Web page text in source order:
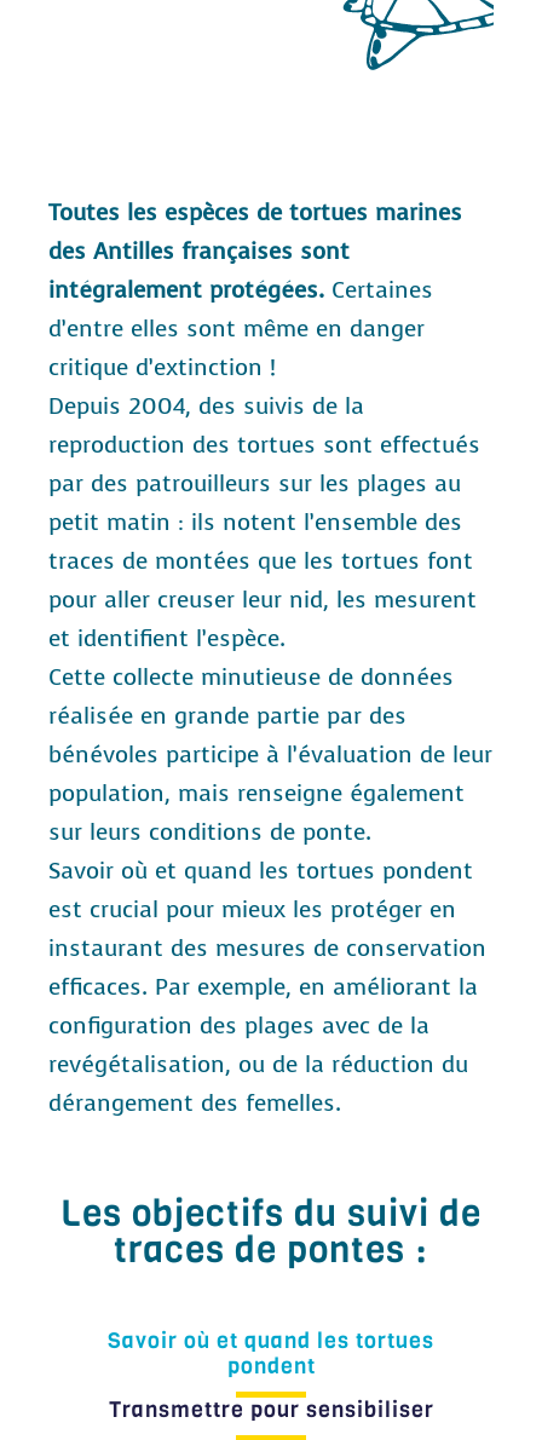
Toutes les espèces de tortues marines
des Antilles françaises sont
intégralement protégées. Certaines
d’entre elles sont même en danger
critique d’extinction !
Depuis 2004, des suivis de la
reproduction des tortues sont effectués
par des patrouilleurs sur les plages au
petit matin : ils notent l’ensemble des
traces de montées que les tortues font
pour aller creuser leur nid, les mesurent
et identifient l’espèce.
Cette collecte minutieuse de données
réalisée en grande partie par des
bénévoles participe à l’évaluation de leur
population, mais renseigne également
sur leurs conditions de ponte.
Savoir où et quand les tortues pondent
est crucial pour mieux les protéger en
instaurant des mesures de conservation
efficaces. Par exemple, en améliorant la
configuration des plages avec de la
revégétalisation, ou de la réduction du
dérangement des femelles.
Les objectifs du suivi de
traces de pontes :
Savoir où et quand les tortues
pondent
Transmettre pour sensibiliser